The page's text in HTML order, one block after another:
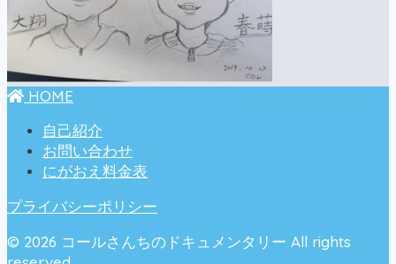
HOME
自己紹介
お問い合わせ
にがおえ料金表
プライバシーポリシー
© 2026 コールさんちのドキュメンタリー All rights